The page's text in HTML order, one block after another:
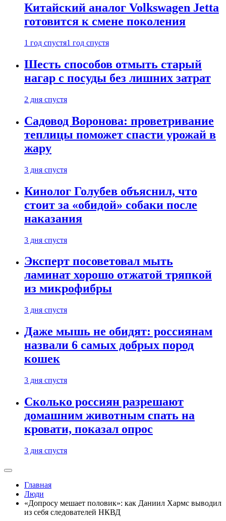
Китайский аналог Volkswagen Jetta
готовится к смене поколения
1 год спустя1 год спустя
Шесть способов отмыть старый
нагар с посуды без лишних затрат
2 дня спустя
Садовод Воронова: проветривание
теплицы поможет спасти урожай в
жару
3 дня спустя
Кинолог Голубев объяснил, что
стоит за «обидой» собаки после
наказания
3 дня спустя
Эксперт посоветовал мыть
ламинат хорошо отжатой тряпкой
из микрофибры
3 дня спустя
Даже мышь не обидят: россиянам
назвали 6 самых добрых пород
кошек
3 дня спустя
Сколько россиян разрешают
домашним животным спать на
кровати, показал опрос
3 дня спустя
Главная
Люди
«Допросу мешает половик»: как Даниил Хармс выводил
из себя следователей НКВД